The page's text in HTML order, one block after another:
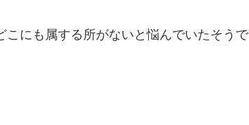
こにも属する所がないと悩んでいたそうで